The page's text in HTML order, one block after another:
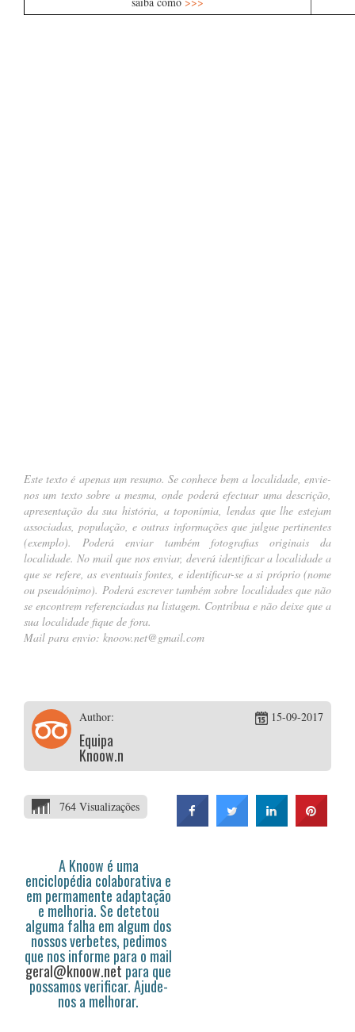
Este texto é apenas um resumo. Se conhece bem a localidade, envie-
nos um texto sobre a mesma, onde poderá efectuar uma descrição,
apresentação da sua história, a toponímia, lendas que lhe estejam
associadas, população, e outras informações que julgue pertinentes
(exemplo). Poderá enviar também fotografias originais da
localidade. No mail que nos enviar, deverá identificar a localidade a
que se refere, as eventuais fontes, e identificar-se a si próprio (nome
ou pseudónimo). Poderá escrever também sobre localidades que não
se encontrem referenciadas na listagem. Contribua e não deixe que a
sua localidade fique de fora.
Mail para envio: knoow.net@gmail.com
Author:
Equipa
Knoow.net
15-09-2017
764 Visualizações
A Knoow é uma
enciclopédia colaborativa e
em permamente adaptação
e melhoria. Se detetou
alguma falha em algum dos
nossos verbetes, pedimos
que nos informe para o mail
geral@knoow.net para que
possamos verificar. Ajude-
nos a melhorar.